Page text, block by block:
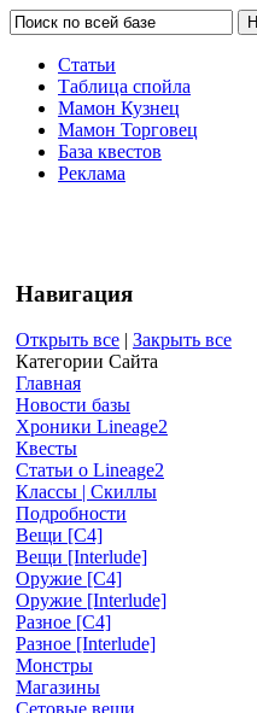
Статьи
Таблица спойла
Мамон Кузнец
Мамон Торговец
База квестов
Реклама
Навигация
Открыть все | Закрыть все
Категории Сайта
Главная
Новости базы
Хроники Lineage2
Квесты
Статьи о Lineage2
Классы | Скиллы
Подробности
Вещи [С4]
Вещи [Interlude]
Оружие [С4]
Оружие [Interlude]
Разное [C4]
Разное [Interlude]
Монстры
Магазины